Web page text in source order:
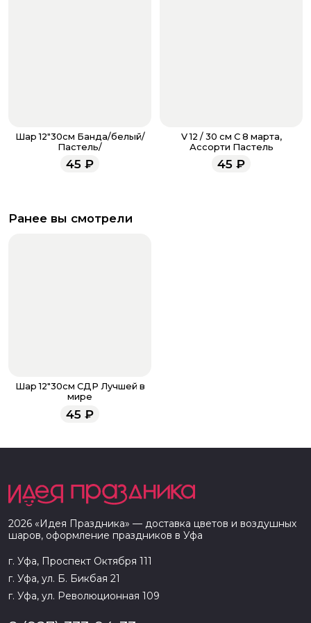
Шар 12"30см Банда/белый/
Пастель/
45 ₽
V 12 / 30 см С 8 марта,
Ассорти Пастель
45 ₽
Ранее вы смотрели
Шар 12"30см СДР Лучшей в
мире
45 ₽
2026 «Идея Праздника» — доставка цветов и воздушных
шаров, оформление праздников в Уфа
г. Уфа, Проспект Октября 111
г. Уфа, ул. Б. Бикбая 21
г. Уфа, ул. Революционная 109